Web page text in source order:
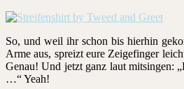
So, und weil ihr schon bis hierhin
Arme aus, spreizt eure Zeigefinger
Genau! Und jetzt ganz laut mitsingen:
…“ Yeah!